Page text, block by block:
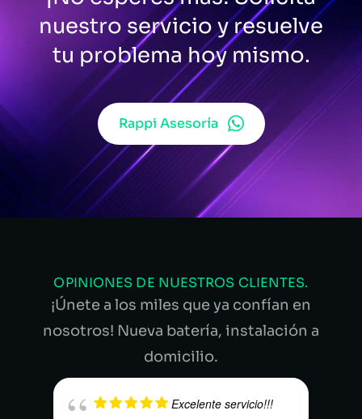
nuestro servicio y resuelve
tu problema hoy mismo.
Rappi Asesoría
OPINIONES DE NUESTROS CLIENTES.
¡Únete a los miles que ya confían en
nosotros! Nueva batería, instalación a
domicilio.
Excelente servicio!!!